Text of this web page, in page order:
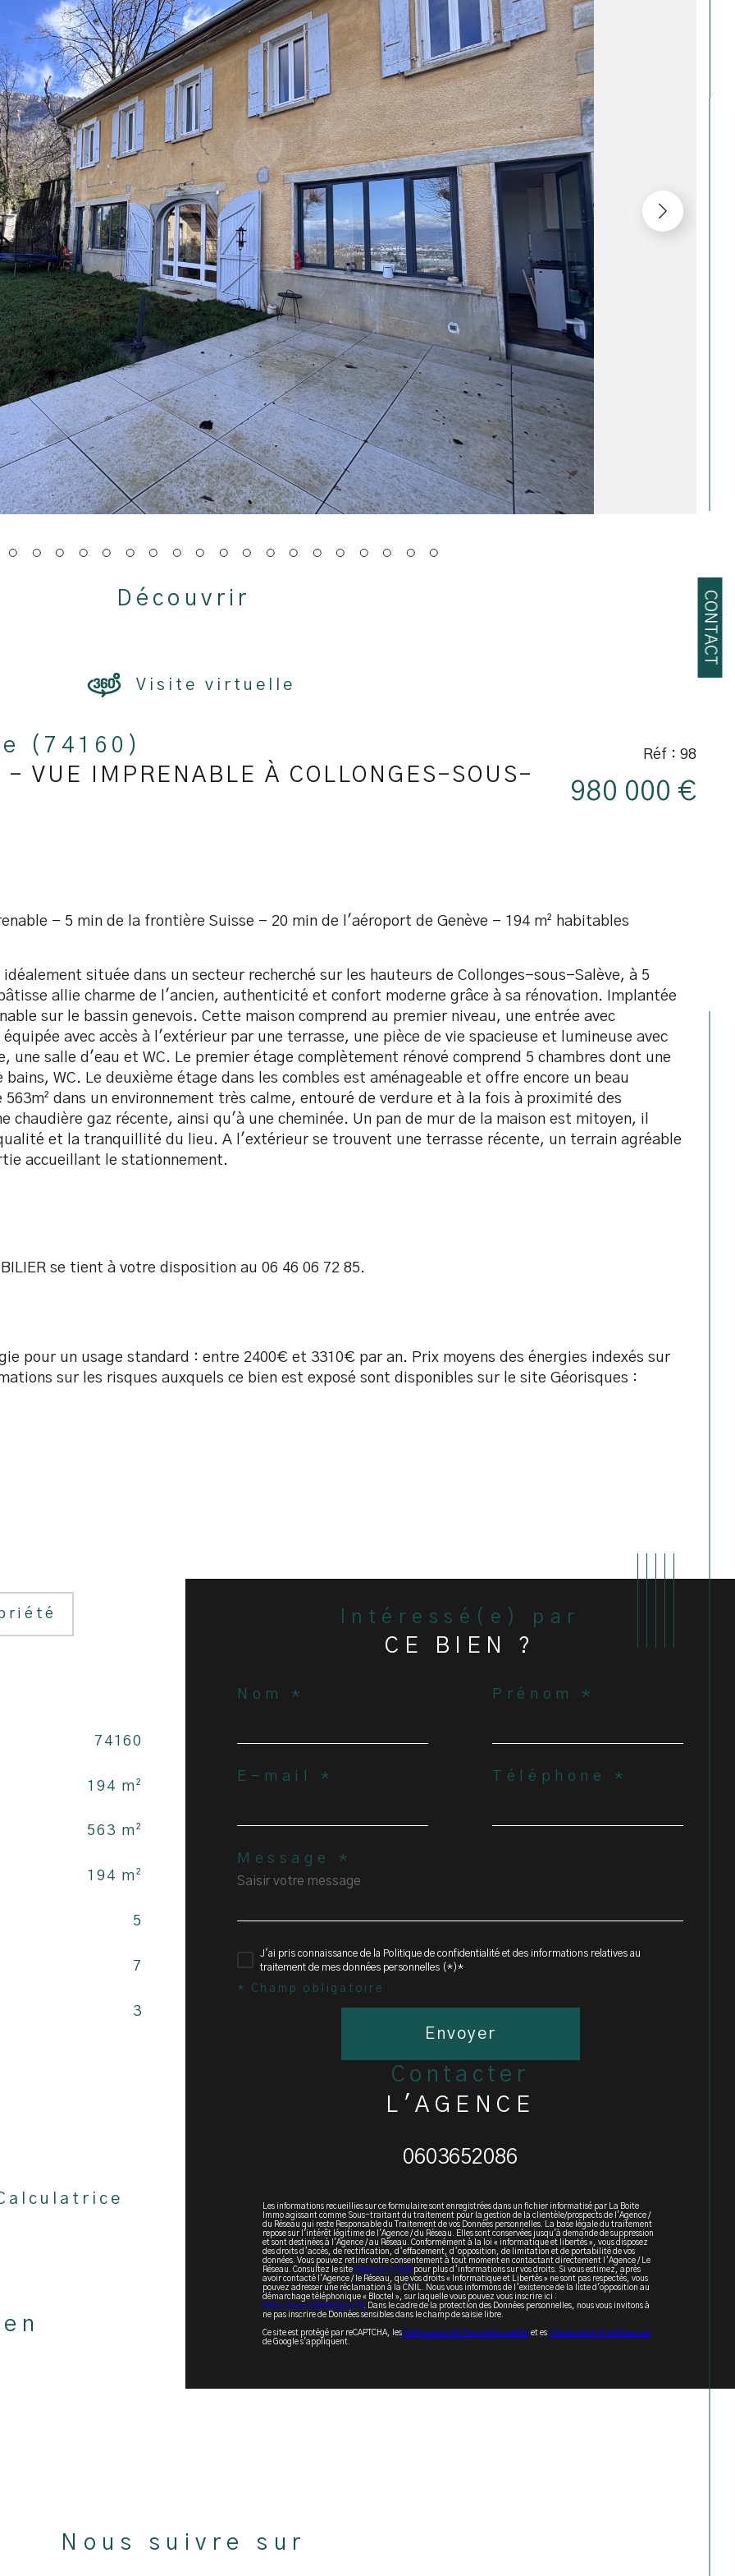
CONTACT
découvrir
Visite virtuelle
(74160)
- VUE IMPRENABLE À COLLONGES-SOUS-
Réf : 98
980 000 €
- 5 min de la frontière Suisse - 20 min de l'aéroport de Genève - 194 m² habitables
située dans un secteur recherché sur les hauteurs de Collonges-sous-Salève, à 5
allie charme de l'ancien, authenticité et confort moderne grâce à sa rénovation. Implantée
sur le bassin genevois. Cette maison comprend au premier niveau, une entrée avec
avec accès à l'extérieur par une terrasse, une pièce de vie spacieuse et lumineuse avec
une salle d'eau et WC. Le premier étage complètement rénové comprend 5 chambres dont une
WC. Le deuxième étage dans les combles est aménageable et offre encore un beau
dans un environnement très calme, entouré de verdure et à la fois à proximité des
chaudière gaz récente, ainsi qu'à une cheminée. Un pan de mur de la maison est mitoyen, il
et la tranquillité du lieu. A l'extérieur se trouvent une terrasse récente, un terrain agréable
accueillant le stationnement.
se tient à votre disposition au 06 46 06 72 85.
pour un usage standard : entre 2400€ et 3310€ par an. Prix moyens des énergies indexés sur
sur les risques auxquels ce bien est exposé sont disponibles sur le site Géorisques :
74160
194 m²
563 m²
194 m²
5
7
3
Calculatrice
intéressé(e) par
CE BIEN ?
Nom * Prénom *
E-mail * Téléphone *
Message *
J'ai pris connaissance de la Politique de confidentialité et des informations relatives au
traitement de mes données personnelles (*)*
* Champ obligatoire
Envoyer
contacter
L'AGENCE
0603652086
Les informations recueillies sur ce formulaire sont enregistrées dans un fichier informatisé par La Boite
Immo agissant comme Sous-traitant du traitement pour la gestion de la clientèle/prospects de l'Agence /
du Réseau qui reste Responsable du Traitement de vos Données personnelles. La base légale du traitement
repose sur l'intérêt légitime de l'Agence / du Réseau. Elles sont conservées jusqu'à demande de suppression
et sont destinées à l'Agence / au Réseau. Conformément à la loi « informatique et libertés », vous disposez
des droits d’accès, de rectification, d’effacement, d’opposition, de limitation et de portabilité de vos
données. Vous pouvez retirer votre consentement à tout moment en contactant directement l’Agence / Le
Réseau. Consultez le site https://cnil.fr/frpour plus d’informations sur vos droits. Si vous estimez, après
avoir contacté l'Agence / le Réseau, que vos droits « Informatique et Libertés » ne sont pas respectés, vous
pouvez adresser une réclamation à la CNIL. Nous vous informons de l’existence de la liste d'opposition au
démarchage téléphonique « Bloctel », sur laquelle vous pouvez vous inscrire ici :
https://www.bloctel.gouv.fr. Dans le cadre de la protection des Données personnelles, nous vous invitons à
ne pas inscrire de Données sensibles dans le champ de saisie libre.
Ce site est protégé par reCAPTCHA, les Politiques de Confidentialité et es Conditions d'utilisation
de Google s'appliquent.
Nous suivre sur